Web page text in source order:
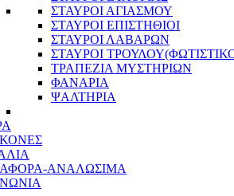
ΣΤΑΥΡΟΙ ΑΓΙΑΣΜΟΥ
ΣΤΑΥΡΟΙ ΕΠΙΣΤΗΘΙΟΙ
ΣΤΑΥΡΟΙ ΛΑΒΑΡΩΝ
ΣΤΑΥΡΟΙ
ΤΡΑΠΕΖΙΑ ΜΥΣΤΗΡΙΩΝ
ΦΑΝΑΡΙΑ
ΨΑΛΤΗΡΙΑ
ΑΝΑΛΩΣΙΜΑ